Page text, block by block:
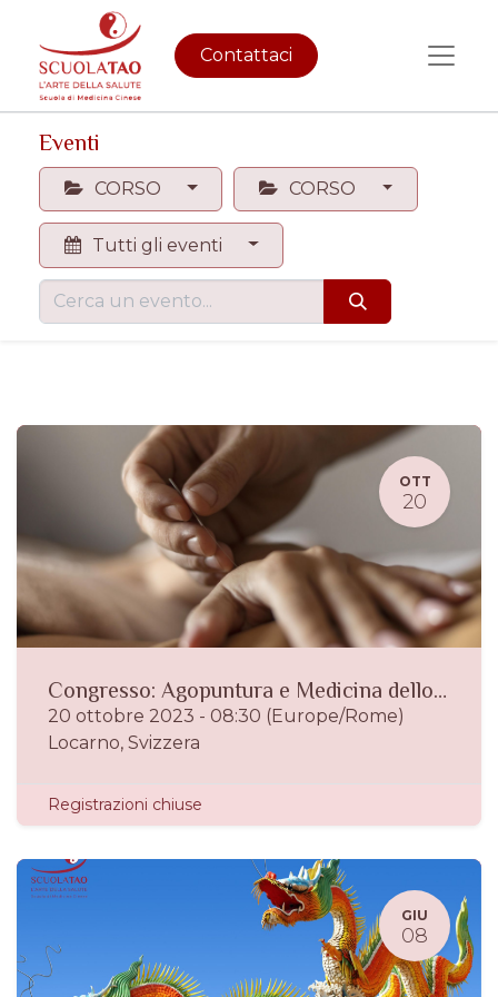
Contattaci
Eventi
CORSO CORSO
Tutti gli eventi
OTT
20
Congresso: Agopuntura e Medicina dello Sport
20 ottobre 2023 - 08:30 (Europe/Rome)
Locarno, Svizzera
Registrazioni chiuse
GIU
08